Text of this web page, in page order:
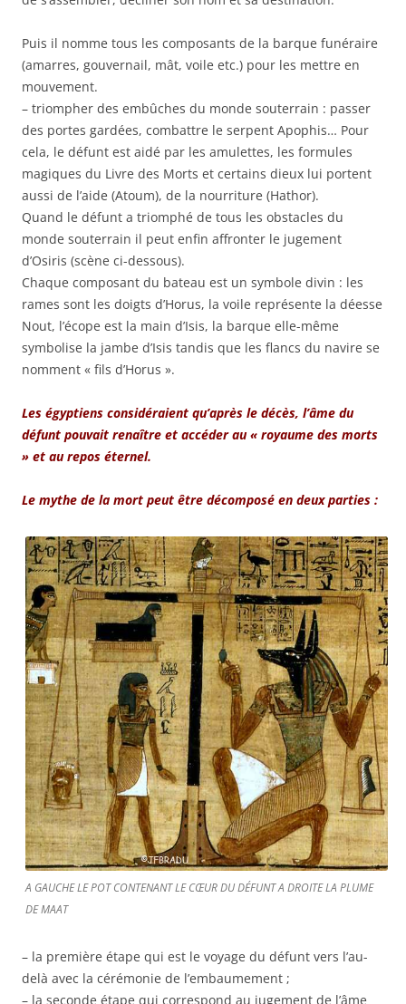
Puis il nomme tous les composants de la barque funéraire
(amarres, gouvernail, mât, voile etc.) pour les mettre en
mouvement.
– triompher des embûches du monde souterrain : passer
des portes gardées, combattre le serpent Apophis… Pour
cela, le défunt est aidé par les amulettes, les formules
magiques du Livre des Morts et certains dieux lui portent
aussi de l’aide (Atoum), de la nourriture (Hathor).
Quand le défunt a triomphé de tous les obstacles du
monde souterrain il peut enfin affronter le jugement
d’Osiris (scène ci-dessous).
Chaque composant du bateau est un symbole divin : les
rames sont les doigts d’Horus, la voile représente la déesse
Nout, l’écope est la main d’Isis, la barque elle-même
symbolise la jambe d’Isis tandis que les flancs du navire se
nomment « fils d’Horus ».
Les égyptiens considéraient qu’après le décès, l’âme du
défunt pouvait renaître et accéder au « royaume des morts
» et au repos éternel.
Le mythe de la mort peut être décomposé en deux parties :
A GAUCHE LE POT CONTENANT LE CŒUR DU DÉFUNT A DROITE LA PLUME
DE MAAT
– la première étape qui est le voyage du défunt vers l’au-
delà avec la cérémonie de l’embaumement ;
– la seconde étape qui correspond au jugement de l’âme